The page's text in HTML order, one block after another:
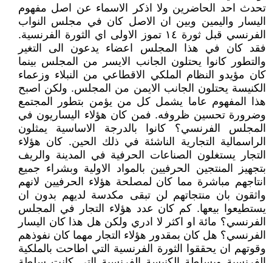
تحدث احد الحاضرين ولا اذكر الاسماء عن اصل مفهوم
اليسار واليمين وبين ان الاصل كان في مجلس النواب
الفرنسي قبل ثورة ۱٤ تموز الاولى اي الثورة الفرنسية.
فقد كان في هذا المجلس اعضاء يدعون الى التغير
والتطور كانوا يحتلون الجانب الايسر من المجلس بينما
كان مؤيدو النظام الملكي الاقطاعي من النبلاء وزعماء
الكنيسة يحتلون الجانب الايمن من المجلس. ولكن اصبح
هذا المفهوم عاما يشمل كل من يؤمن بتطور المجتمع
وضرورة تحسين ظروفه. فمن كان هؤلاء اليساريون في
المجلس الفرنسي؟ كانوا بالدرجة الاساسية يمثلون
الراسمالية التجارية الناشئة في ذلك الحين. كان هؤلاء
التجار يستغلون الصناعات الحرفية في المدينة والريف
بتجهيز المنتجين الحرفيين بالمواد الاولية وبشراء جميع
انتاجهم مباشرة مما كان لمصلحة هؤلاء الحرفيين لانهم
واثقون بان منتجاتهم لن تبقى مكدسة لديهم بدون ان
يستطيعوا بيعها. كم كان عدد هؤلاء التجار في المجلس
الفرنسي؟ مائة او اكثر لا ادري ولكن هل هذا كان اليسار
الفرنسي؟ هل كان بمقدور هؤلاء التجار مهما كان نفوذهم
وقوتهم ان يحققوا الثورة الفرنسية التي اطاحت بالملكية